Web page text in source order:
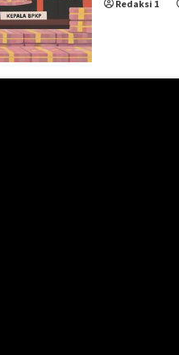
Redaksi 1